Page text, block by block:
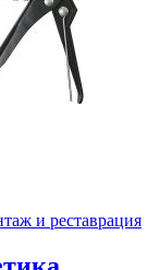
и реставрация